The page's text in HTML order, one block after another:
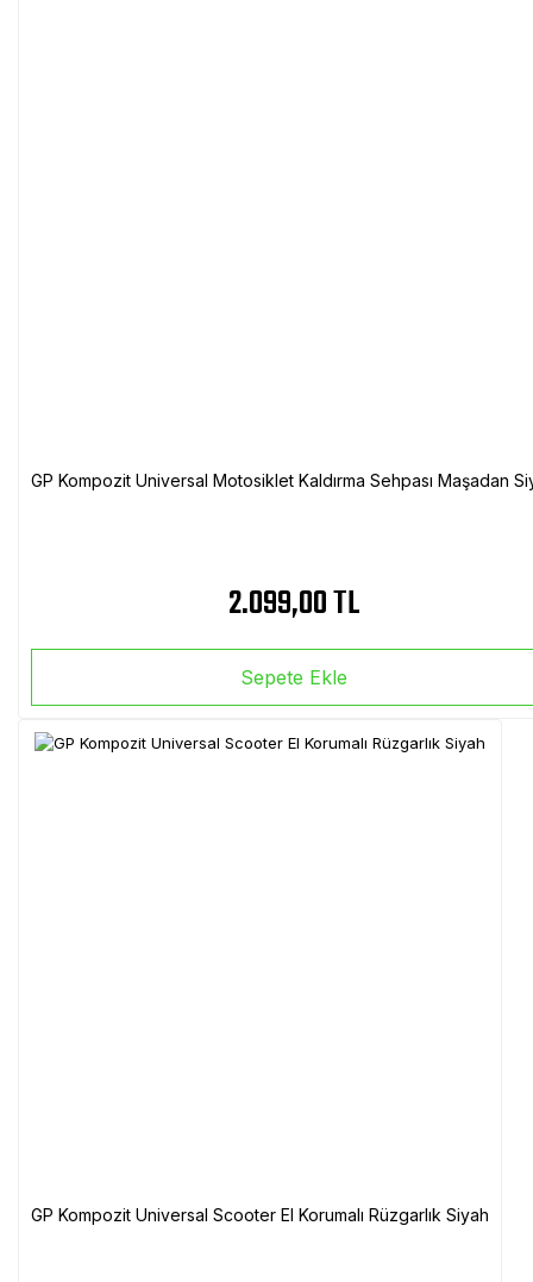
GP Kompozit Universal Motosiklet Kaldırma Sehpası Maşadan
2.099,00 TL
Sepete Ekle
GP Kompozit Universal Scooter El Korumalı Rüzgarlık Siyah